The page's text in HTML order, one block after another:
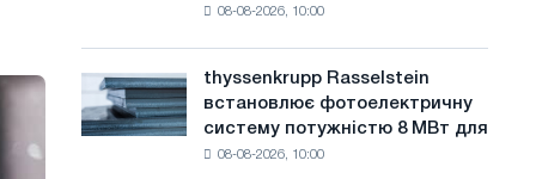
в
у
с
води
загрожує
08-08-2026, 10:00
thyssenkrupp
Rasselstein
встановлює
фотоелектричну
thyssenkrupp Rasselstein
встановлює фотоелектричну
систему потужністю 8 МВт для
08-08-2026, 10:00